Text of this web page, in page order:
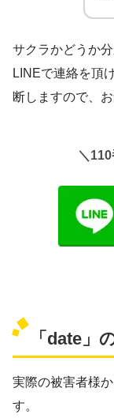
サクラかどうか
LINEで連絡を頂
断しますので、
＼
「date」
実際の被害者様
す。